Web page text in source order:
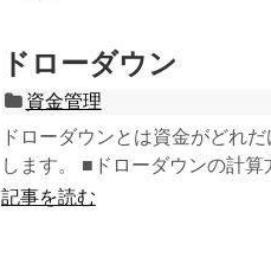
ドローダウン
資金管理
ドローダウンとは資金がどれ
します。 ■ドローダウンの計
記事を読む